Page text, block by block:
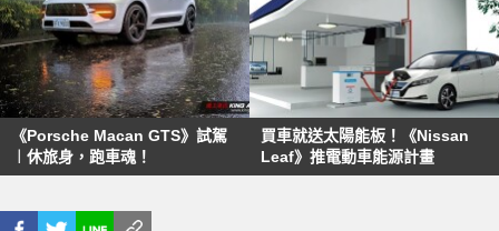
《Porsche Macan GTS》試駕
︱休旅身，跑車魂！
買車就送太陽能板！《Nissan
Leaf》推電動車能源計畫